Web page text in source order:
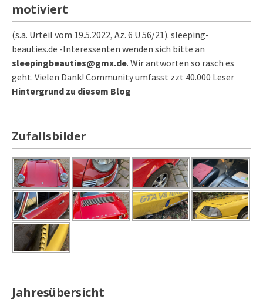
motiviert
(s.a. Urteil vom 19.5.2022, Az. 6 U 56/21). sleeping-
beauties.de -Interessenten wenden sich bitte an
sleepingbeauties@gmx.de. Wir antworten so rasch es
geht. Vielen Dank! Community umfasst zzt 40.000 Leser
Hintergrund zu diesem Blog
Zufallsbilder
Jahresübersicht